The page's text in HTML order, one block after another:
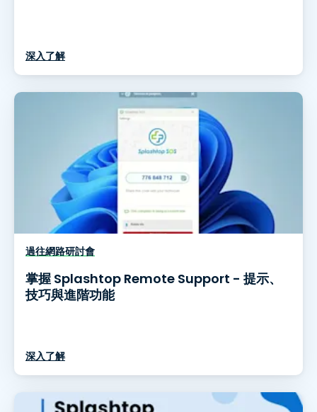
深入了解
過往網路研討會
掌握 Splashtop Remote Support - 提示、
技巧與進階功能
深入了解